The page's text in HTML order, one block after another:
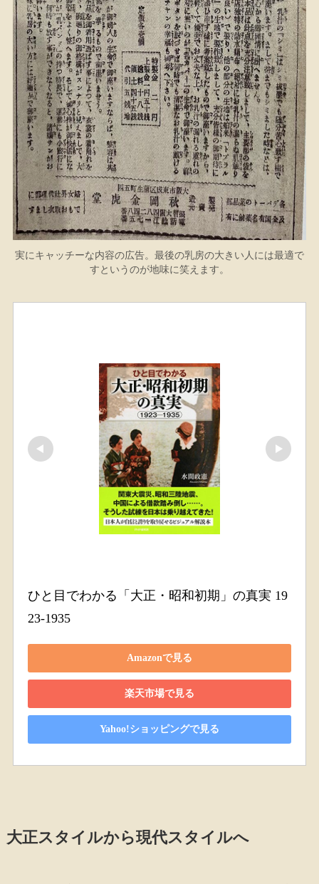
実にキャッチーな内容の広告。最後の乳房の大きい人には最適で
すというのが地味に笑えます。
ひと目でわかる「大正・昭和初期」の真実 19
23-1935
Amazonで見る
楽天市場で見る
Yahoo!ショッピングで見る
大正スタイルから現代スタイルへ